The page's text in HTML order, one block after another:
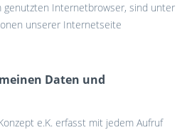
genutzten Internetbrowser, sind unter
unserer Internetseite
Daten und
e.K. erfasst mit jedem Aufruf